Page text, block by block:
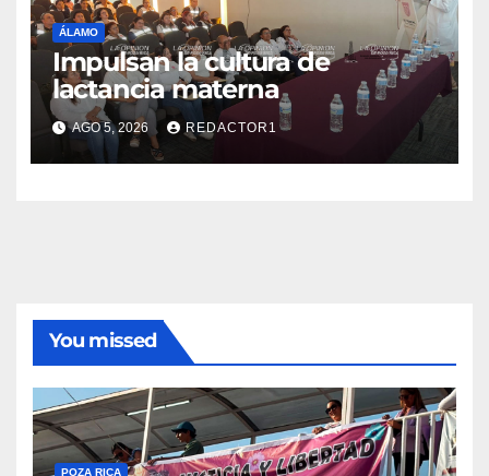
ÁLAMO
Impulsan la cultura de
lactancia materna
AGO 5, 2026 REDACTOR1
You missed
POZA RICA